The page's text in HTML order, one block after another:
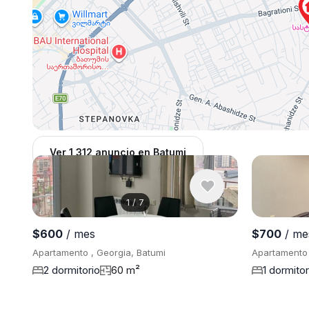
Ver 1,312 anuncio en Batumi
1/ 7
$600 / mes
Apartamento , Georgia, Batumi
2 dormitorio 60 m²
$700/
1